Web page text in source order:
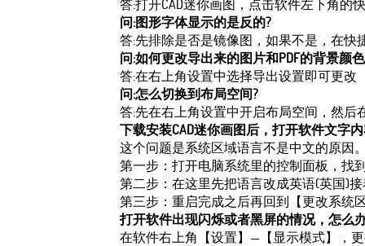
答:打开CAD迷你画图，点击软件左下角的
问:图形字体显示的是反的?
答:先排除是否是镜像图，如果不是，在快
问:如何更改导出来的图片和PDF的背景颜
答:在右上角设置中选择导出设置即可更改
问:怎么切换到布局空间?
答:先在右上角设置中开启布局空间，然后
下载安装CAD迷你画图后，打开软件文字
这个问题是系统区域语言不是中文的原因
第一步：打开电脑系统里的控制面板，找
第二步：在这里先把语言改成英语(英国)
第三步：重启完成之后再回到【更改系统
打开软件出现闪烁或者黑屏的情况，怎么
在软件右上角【设置】—【显示模式】，